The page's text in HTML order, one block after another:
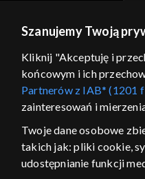
w
© 2026 Telewizja Polska
regulamin serwisu
Szanujemy Twoją
Kliknij "Akceptuję i
końcowym i ich
Partnerów z IAB* (1201
zainteresowań i
Twoje dane osobowe
takich jak: pliki cookie,
udostępnianie funkcji